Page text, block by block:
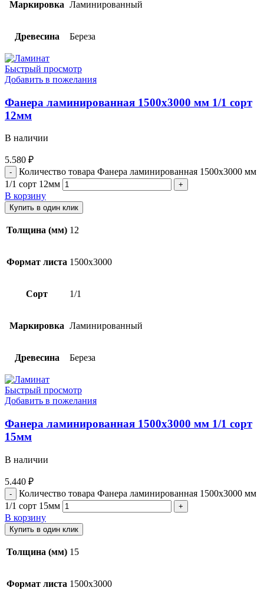
Маркировка Ламинированный
Древесина Береза
Быстрый просмотр
Добавить в пожелания
Фанера ламинированная 1500х3000 мм 1/1 сорт
12мм
В наличии
5.580 ₽
Количество товара Фанера ламинированная 1500х3000 мм
1/1 сорт 12мм
В корзину
Купить в один клик
Толщина (мм) 12
Формат листа 1500х3000
Сорт 1/1
Маркировка Ламинированный
Древесина Береза
Быстрый просмотр
Добавить в пожелания
Фанера ламинированная 1500х3000 мм 1/1 сорт
15мм
В наличии
5.440 ₽
Количество товара Фанера ламинированная 1500х3000 мм
1/1 сорт 15мм
В корзину
Купить в один клик
Толщина (мм) 15
Формат листа 1500х3000